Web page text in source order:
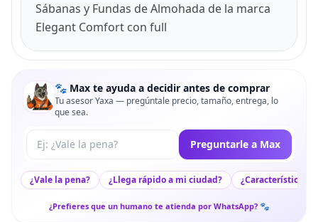
Sábanas y Fundas de Almohada de la marca
Elegant Comfort con full
🐾 Max te ayuda a decidir antes de comprar
Tu asesor Yaxa — pregúntale precio, tamaño, entrega, lo
que sea.
Tu pregunta a Max Preguntarle a Max
¿Vale la pena? ¿Llega rápido a mi ciudad? ¿Características
¿Prefieres que un humano te atienda por WhatsApp? 🐾